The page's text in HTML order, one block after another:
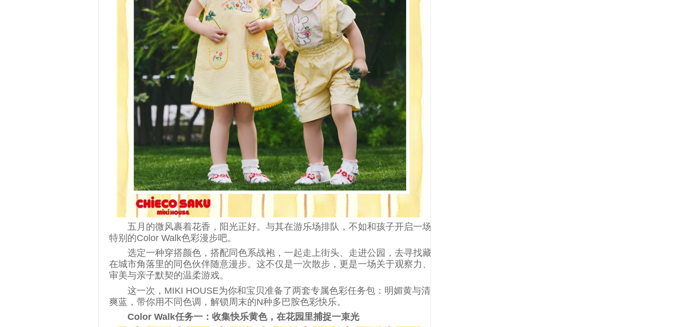
五月的微风裹着花香，阳光正好。与其在游乐场排队，不如和孩子开启一场
特别的Color Walk色彩漫步吧。
选定一种穿搭颜色，搭配同色系战袍，一起走上街头、走进公园，去寻找藏
在城市角落里的同色伙伴随意漫步。这不仅是一次散步，更是一场关于观察力、
审美与亲子默契的温柔游戏。
这一次，MIKI HOUSE为你和宝贝准备了两套专属色彩任务包：明媚黄与清
爽蓝，带你用不同色调，解锁周末的N种多巴胺色彩快乐。
Color Walk任务一：收集快乐黄色，在花园里捕捉一束光